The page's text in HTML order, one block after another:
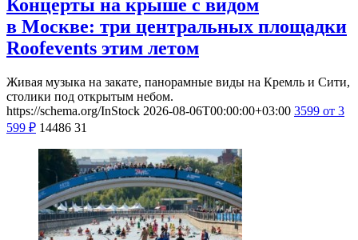
Концерты на крыше с видом
в Москве: три центральных площадки
Roofevents этим летом
Живая музыка на закате, панорамные виды на Кремль и Сити,
столики под открытым небом.
https://schema.org/InStock 2026-08-06T00:00:00+03:00 3599 от 3
599 ₽ 14486 31